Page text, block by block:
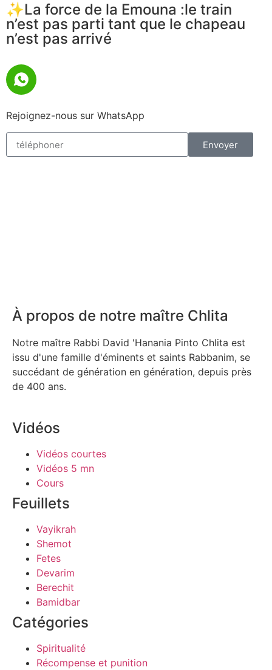
✨La force de la Emouna :le train
n’est pas parti tant que le chapeau
n’est pas arrivé
Rejoignez-nous sur WhatsApp
Envoyer
À propos de notre maître Chlita
Notre maître Rabbi David 'Hanania Pinto Chlita est
issu d'une famille d'éminents et saints Rabbanim, se
succédant de génération en génération, depuis près
de 400 ans.
Vidéos
Vidéos courtes
Vidéos 5 mn
Cours
Feuillets
Vayikrah
Shemot
Fetes
Devarim
Berechit
Bamidbar
Catégories
Spiritualité
Récompense et punition